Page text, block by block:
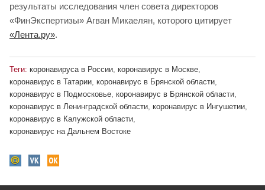
результаты исследования член совета директоров
«ФинЭкспертизы» Агван Микаелян, которого цитирует
«Лента.ру».
Теги: коронавируса в России коронавирус в Москве
коронавирус в Татарии, коронавирус в Брянской области,
коронавирус в Подмосковье, коронавирус в Брянской области,
коронавирус в Ленинградской области, коронавирус в Ингушетии,
коронавирус в Калужской области,
коронавирус на Дальнем Востоке